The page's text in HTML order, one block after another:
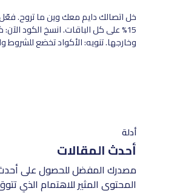
وخارجها. تنويه: الأكواد تخضع للشروط
أدلة
أحدث المقالات
مصدرك المفضل للحصول على أحدث
المحتوى المثير للاهتمام الذي